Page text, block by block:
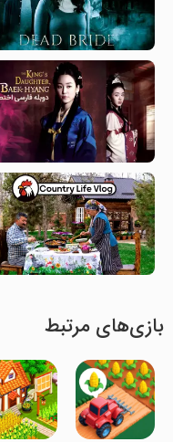
بازی‌های مرتبط